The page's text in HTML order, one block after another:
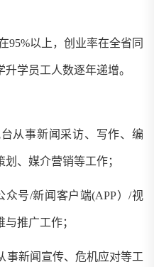
95%以上，创业率在全省同
学员工人数逐年递增。
从事新闻采访、写作、编
、媒介营销等工作；
众号/新闻客户端(APP）/视
推广工作；
事新闻宣传、危机应对等工